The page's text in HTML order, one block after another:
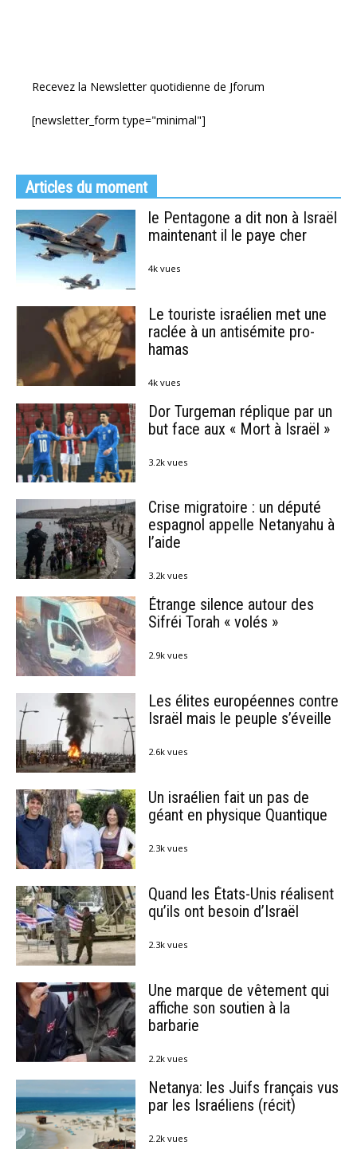
Recevez la Newsletter quotidienne de Jforum
[newsletter_form type="minimal"]
Articles du moment
le Pentagone a dit non à Israël
maintenant il le paye cher
4k vues
Le touriste israélien met une
raclée à un antisémite pro-
hamas
4k vues
Dor Turgeman réplique par un
but face aux « Mort à Israël »
3.2k vues
Crise migratoire : un député
espagnol appelle Netanyahu à
l’aide
3.2k vues
Étrange silence autour des
Sifréi Torah « volés »
2.9k vues
Les élites européennes contre
Israël mais le peuple s’éveille
2.6k vues
Un israélien fait un pas de
géant en physique Quantique
2.3k vues
Quand les États-Unis réalisent
qu’ils ont besoin d’Israël
2.3k vues
Une marque de vêtement qui
affiche son soutien à la
barbarie
2.2k vues
Netanya: les Juifs français vus
par les Israéliens (récit)
2.2k vues